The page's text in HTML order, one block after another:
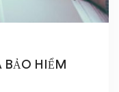
BẢO HIỂM